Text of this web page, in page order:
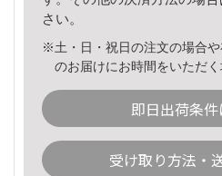
さい。
※土・日・祝日の注文の場合
のお届けにお時間をいただく
即日出荷条
受け取り方法・